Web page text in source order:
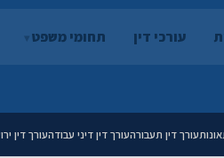
עורכי דין תחומי משפט
עורך דין תעבורהעורך דין דיני עבודהעורך דין